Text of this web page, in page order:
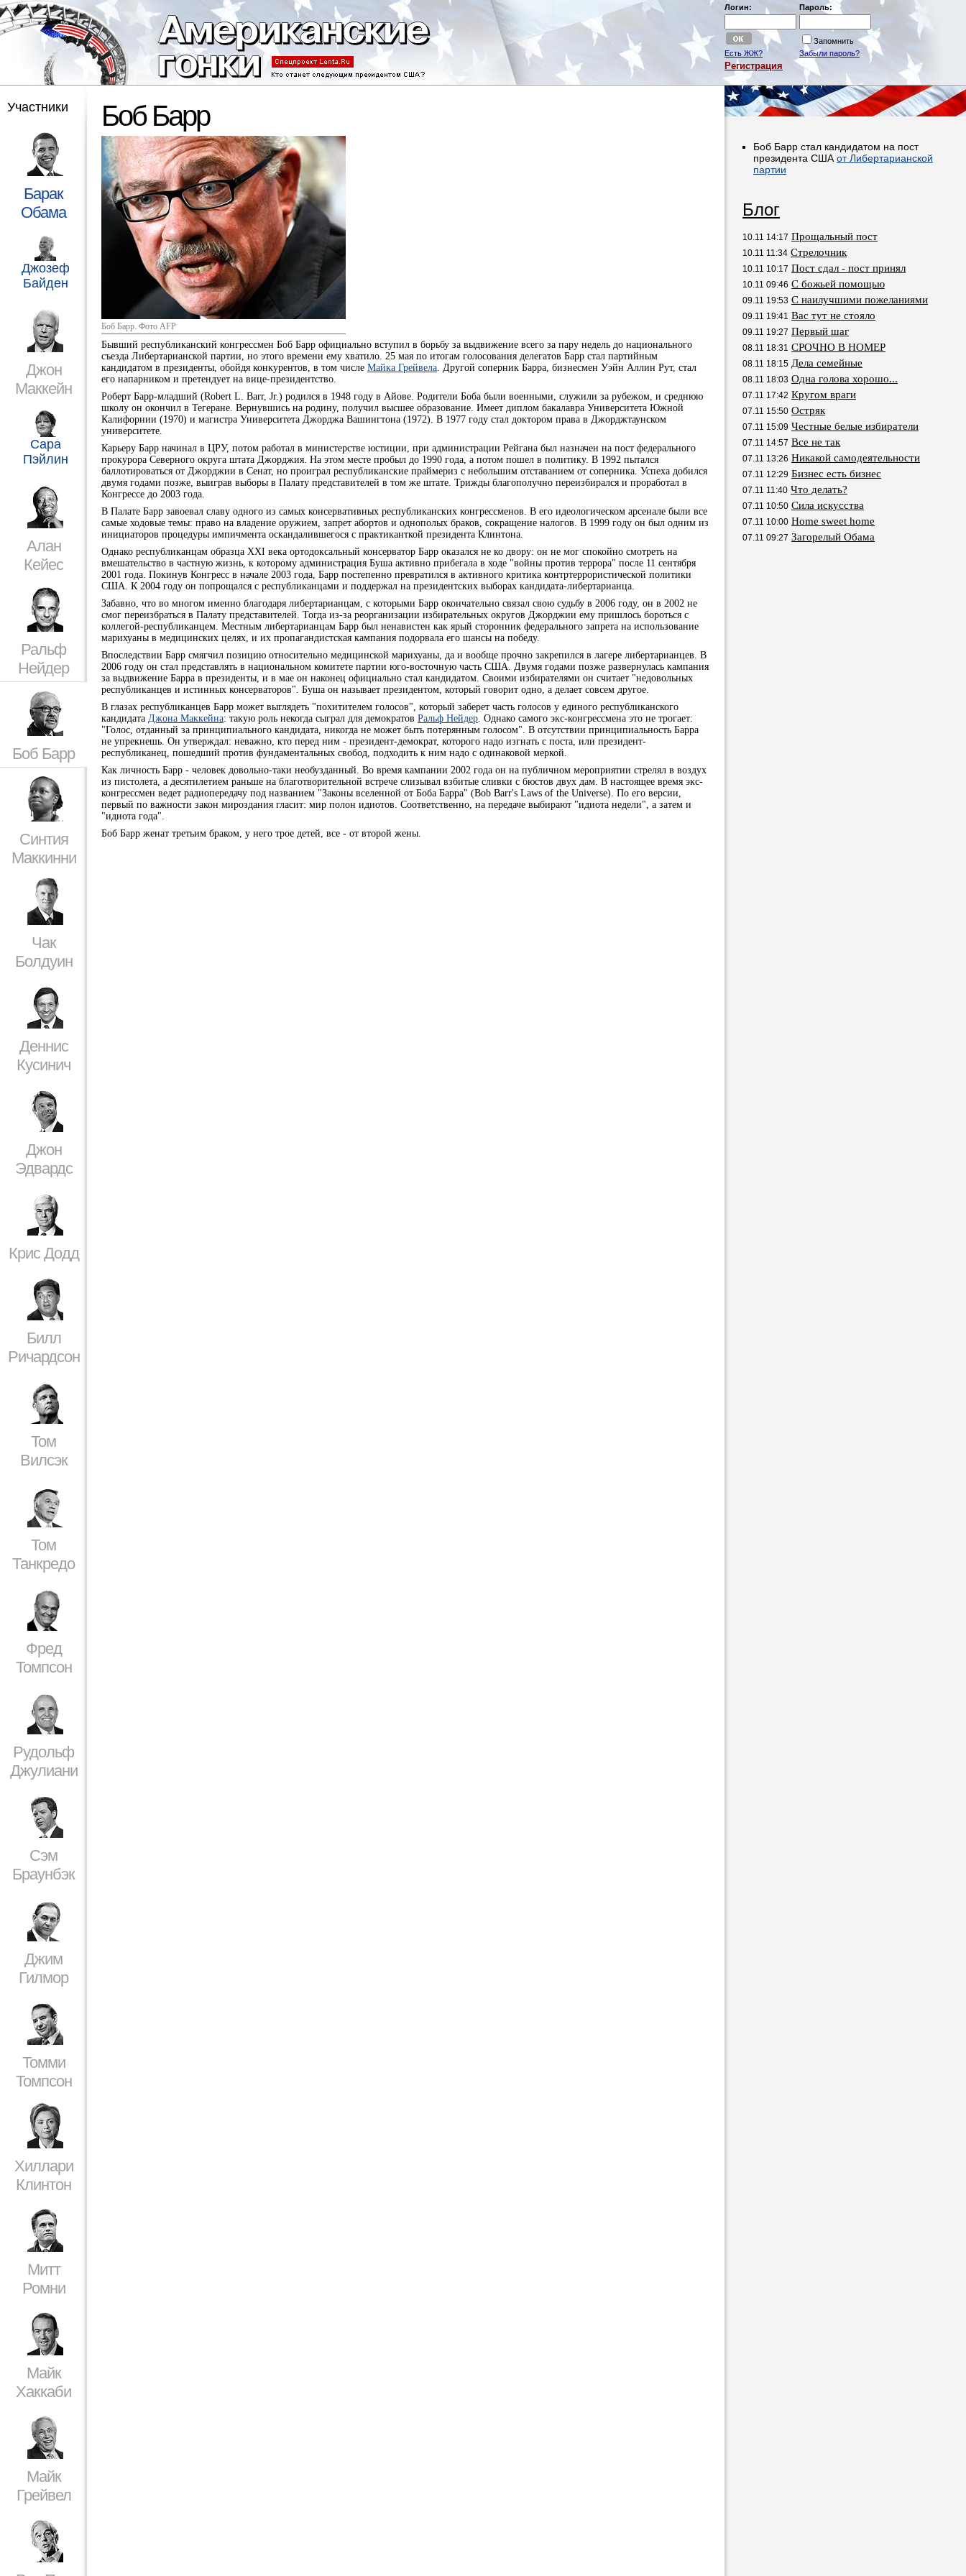
Логин: Пароль:
Запомнить
Есть ЖЖ?
Забыли пароль?
Регистрация
Участники
Барак
Обама
Джозеф
Байден
Джон
Маккейн
Сара
Пэйлин
Алан
Кейес
Ральф
Нейдер
Боб Барр
Синтия
Маккинни
Чак
Болдуин
Деннис
Кусинич
Джон
Эдвардс
Крис Додд
Билл
Ричардсон
Том
Вилсэк
Том
Танкредо
Фред
Томпсон
Рудольф
Джулиани
Сэм
Браунбэк
Джим
Гилмор
Томми
Томпсон
Хиллари
Клинтон
Митт
Ромни
Майк
Хаккаби
Майк
Грейвел
Боб Барр
Боб Барр. Фото AFP
Бывший республиканский конгрессмен Боб Барр официально вступил в борьбу за выдвижение всего за пару недель до национального
съезда Либертарианской партии, но этого времени ему хватило. 25 мая по итогам голосования делегатов Барр стал партийным
кандидатом в президенты, обойдя конкурентов, в том числе Майка Грейвела. Другой соперник Барра, бизнесмен Уэйн Аллин Рут, стал
его напарником и претендует на вице-президентство.
Роберт Барр-младший (Robert L. Barr, Jr.) родился в 1948 году в Айове. Родители Боба были военными, служили за рубежом, и среднюю
школу он окончил в Тегеране. Вернувшись на родину, получил высшее образование. Имеет диплом бакалавра Университета Южной
Калифорнии (1970) и магистра Университета Джорджа Вашингтона (1972). В 1977 году стал доктором права в Джорджтаунском
университете.
Карьеру Барр начинал в ЦРУ, потом работал в министерстве юстиции, при администрации Рейгана был назначен на пост федерального
прокурора Северного округа штата Джорджия. На этом месте пробыл до 1990 года, а потом пошел в политику. В 1992 пытался
баллотироваться от Джорджии в Сенат, но проиграл республиканские праймериз с небольшим отставанием от соперника. Успеха добился
двумя годами позже, выиграв выборы в Палату представителей в том же штате. Трижды благополучно переизбирался и проработал в
Конгрессе до 2003 года.
В Палате Барр завоевал славу одного из самых консервативных республиканских конгрессменов. В его идеологическом арсенале были все
самые ходовые темы: право на владение оружием, запрет абортов и однополых браков, сокращение налогов. В 1999 году он был одним из
инициаторов процедуры импичмента оскандалившегося с практиканткой президента Клинтона.
Однако республиканцам образца XXI века ортодоксальный консерватор Барр оказался не ко двору: он не мог спокойно смотреть на
вмешательство в частную жизнь, к которому администрация Буша активно прибегала в ходе "войны против террора" после 11 сентября
2001 года. Покинув Конгресс в начале 2003 года, Барр постепенно превратился в активного критика контртеррористической политики
США. К 2004 году он попрощался с республиканцами и поддержал на президентских выборах кандидата-либертарианца.
Забавно, что во многом именно благодаря либертарианцам, с которыми Барр окончательно связал свою судьбу в 2006 году, он в 2002 не
смог переизбраться в Палату представителей. Тогда из-за реорганизации избирательных округов Джорджии ему пришлось бороться с
коллегой-республиканцем. Местным либертарианцам Барр был ненавистен как ярый сторонник федерального запрета на использование
марихуаны в медицинских целях, и их пропагандистская кампания подорвала его шансы на победу.
Впоследствии Барр смягчил позицию относительно медицинской марихуаны, да и вообще прочно закрепился в лагере либертарианцев. В
2006 году он стал представлять в национальном комитете партии юго-восточную часть США. Двумя годами позже развернулась кампания
за выдвижение Барра в президенты, и в мае он наконец официально стал кандидатом. Своими избирателями он считает "недовольных
республиканцев и истинных консерваторов". Буша он называет президентом, который говорит одно, а делает совсем другое.
В глазах республиканцев Барр может выглядеть "похитителем голосов", который заберет часть голосов у единого республиканского
кандидата Джона Маккейна: такую роль некогда сыграл для демократов Ральф Нейдер. Однако самого экс-конгрессмена это не трогает:
"Голос, отданный за принципиального кандидата, никогда не может быть потерянным голосом". В отсутствии принципиальность Барра
не упрекнешь. Он утверждал: неважно, кто перед ним - президент-демократ, которого надо изгнать с поста, или президент-
республиканец, пошедший против фундаментальных свобод, подходить к ним надо с одинаковой меркой.
Как личность Барр - человек довольно-таки необузданный. Во время кампании 2002 года он на публичном мероприятии стрелял в воздух
из пистолета, а десятилетием раньше на благотворительной встрече слизывал взбитые сливки с бюстов двух дам. В настоящее время экс-
конгрессмен ведет радиопередачу под названием "Законы вселенной от Боба Барра" (Bob Barr's Laws of the Universe). По его версии,
первый по важности закон мироздания гласит: мир полон идиотов. Соответственно, на передаче выбирают "идиота недели", а затем и
"идиота года".
Боб Барр женат третьим браком, у него трое детей, все - от второй жены.
Боб Барр стал кандидатом на пост
президента США от Либертарианской
партии
Блог
10.11 14:17 Прощальный пост
10.11 11:34 Стрелочник
10.11 10:17 Пост сдал - пост принял
10.11 09:46 С божьей помощью
09.11 19:53 С наилучшими пожеланиями
09.11 19:41 Вас тут не стояло
09.11 19:27 Первый шаг
08.11 18:31 СРОЧНО В НОМЕР
08.11 18:15 Дела семейные
08.11 18:03 Одна голова хорошо...
07.11 17:42 Кругом враги
07.11 15:50 Остряк
07.11 15:09 Честные белые избиратели
07.11 14:57 Все не так
07.11 13:26 Никакой самодеятельности
07.11 12:29 Бизнес есть бизнес
07.11 11:40 Что делать?
07.11 10:50 Сила искусства
07.11 10:00 Home sweet home
07.11 09:27 Загорелый Обама